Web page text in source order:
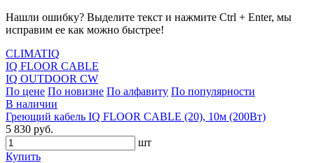
Нашли ошибку? Выделите текст и нажмите Ctrl + Enter, мы
исправим ее как можно быстрее!
CLIMATIQ
IQ FLOOR CABLE
IQ OUTDOOR CW
По цене По новизне По алфавиту По популярности
В наличии
Греющий кабель IQ FLOOR CABLE (20), 10м (200Вт)
5 830 руб.
шт
Купить